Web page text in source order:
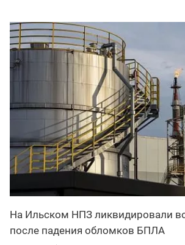
На Ильском НПЗ ликвидировали
после падения обломков БПЛА